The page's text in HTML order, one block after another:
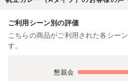
ご利用シーン別の評価
こちらの商品がご利用された各シー
す。
懇親会